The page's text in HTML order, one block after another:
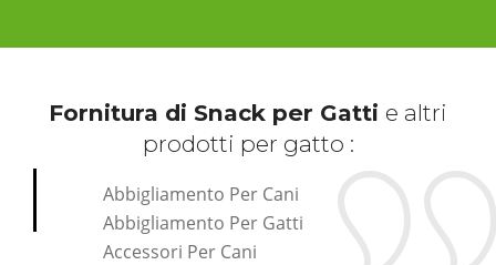
Fornitura di Snack per Gatti e altri
prodotti per gatto :
Abbigliamento Per Cani
Abbigliamento Per Gatti
Accessori Per Cani